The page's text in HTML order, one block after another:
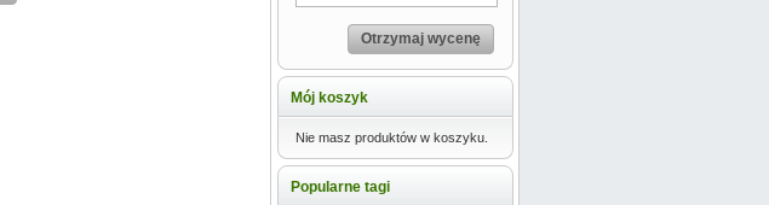
Otrzymaj wycenę
Mój koszyk
Nie masz produktów w koszyku.
Popularne tagi